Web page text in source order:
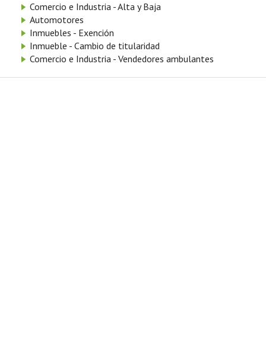
Comercio e Industria - Alta y Baja
Automotores
Inmuebles - Exención
Inmueble - Cambio de titularidad
Comercio e Industria - Vendedores ambulantes